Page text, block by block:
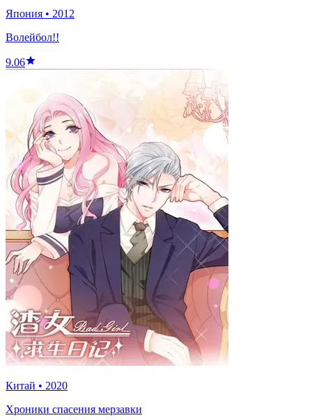
Япония • 2012
Волейбол!!
9.06
Китай • 2020
Хроники спасения мерзавки